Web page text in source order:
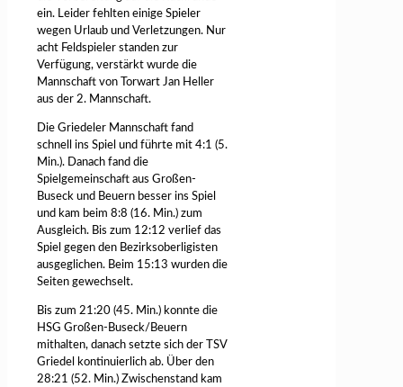
ein. Leider fehlten einige Spieler
wegen Urlaub und Verletzungen. Nur
acht Feldspieler standen zur
Verfügung, verstärkt wurde die
Mannschaft von Torwart Jan Heller
aus der 2. Mannschaft.
Die Griedeler Mannschaft fand
schnell ins Spiel und führte mit 4:1 (5.
Min.). Danach fand die
Spielgemeinschaft aus Großen-
Buseck und Beuern besser ins Spiel
und kam beim 8:8 (16. Min.) zum
Ausgleich. Bis zum 12:12 verlief das
Spiel gegen den Bezirksoberligisten
ausgeglichen. Beim 15:13 wurden die
Seiten gewechselt.
Bis zum 21:20 (45. Min.) konnte die
HSG Großen-Buseck/Beuern
mithalten, danach setzte sich der TSV
Griedel kontinuierlich ab. Über den
28:21 (52. Min.) Zwischenstand kam